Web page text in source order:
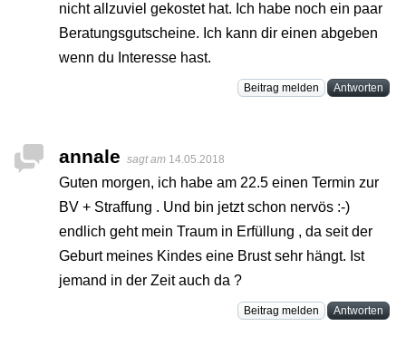
nicht allzuviel gekostet hat. Ich habe noch ein paar
Beratungsgutscheine. Ich kann dir einen abgeben
wenn du Interesse hast.
Beitrag melden Antworten
annale sagt am 14.05.2018
Guten morgen, ich habe am 22.5 einen Termin zur
BV + Straffung . Und bin jetzt schon nervös :-)
endlich geht mein Traum in Erfüllung , da seit der
Geburt meines Kindes eine Brust sehr hängt. Ist
jemand in der Zeit auch da ?
Beitrag melden Antworten